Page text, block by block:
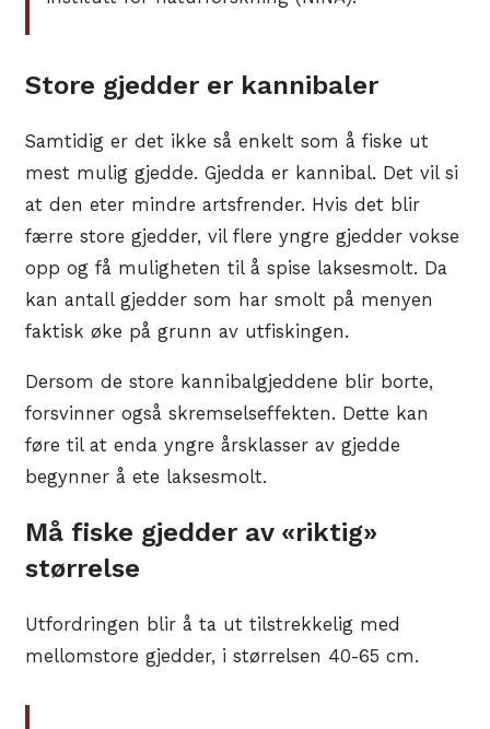
Store gjedder er kannibaler
Samtidig er det ikke så enkelt som å fiske ut
mest mulig gjedde. Gjedda er kannibal. Det vil si
at den eter mindre artsfrender. Hvis det blir
færre store gjedder, vil flere yngre gjedder vokse
opp og få muligheten til å spise laksesmolt. Da
kan antall gjedder som har smolt på menyen
faktisk øke på grunn av utfiskingen.
Dersom de store kannibalgjeddene blir borte,
forsvinner også skremselseffekten. Dette kan
føre til at enda yngre årsklasser av gjedde
begynner å ete laksesmolt.
Må fiske gjedder av «riktig»
størrelse
Utfordringen blir å ta ut tilstrekkelig med
mellomstore gjedder, i størrelsen 40-65 cm.